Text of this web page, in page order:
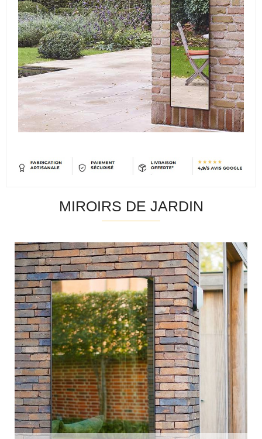
MIROIRS DE JARDIN